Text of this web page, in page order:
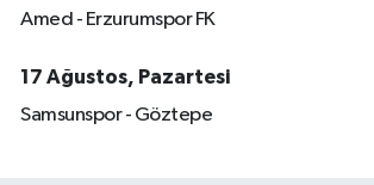
Amed - Erzurumspor FK
17 Ağustos, Pazartesi
Samsunspor - Göztepe